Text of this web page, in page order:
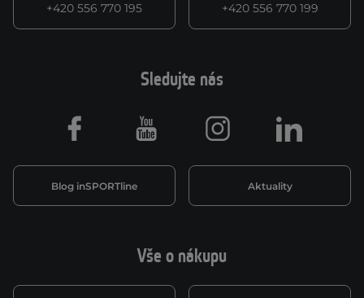
+420 556 770 195 +420 556 770 199
Vše o nákupu
Sledujte nás
Blog inSPORTline Aktuality
Facebook Youtube Instagram LinkedIn